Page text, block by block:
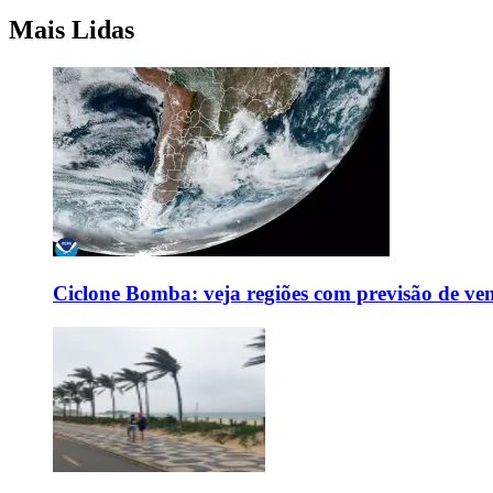
Mais Lidas
Ciclone Bomba: veja regiões com previsão de